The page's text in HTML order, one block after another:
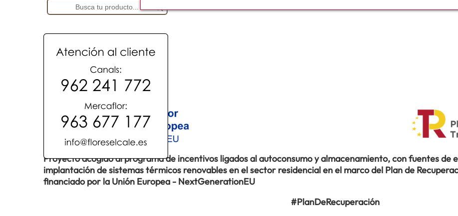
Proyecto acogido al programa de incentivos ligados al autoconsumo y almacenamiento, con fuentes de
implantación de sistemas térmicos renovables en el sector residencial en el marco del Plan de
financiado por la Unión Europea - NextGenerationEU
#PlanDeRecuperación